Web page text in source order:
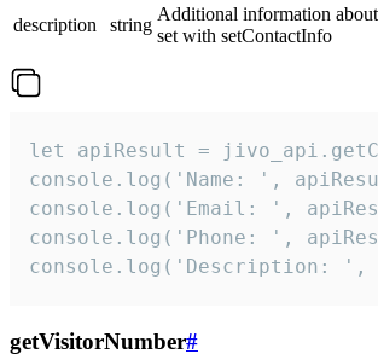
description
string
Additional information
set with setContactInfo
let apiResult =
console.log('Name: ',
console.log('Email: ',
console.log('Phone: ',
console.log('Description: ',
getVisitorNumber#